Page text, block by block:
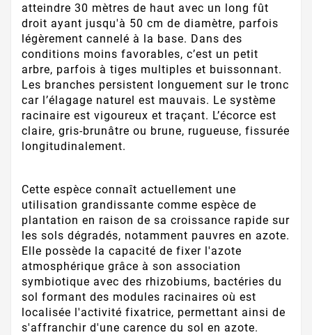
atteindre 30 mètres de haut avec un long fût
droit ayant jusqu'à 50 cm de diamètre, parfois
légèrement cannelé à la base. Dans des
conditions moins favorables, c’est un petit
arbre, parfois à tiges multiples et buissonnant.
Les branches persistent longuement sur le tronc
car l’élagage naturel est mauvais. Le système
racinaire est vigoureux et traçant. L’écorce est
claire, gris-brunâtre ou brune, rugueuse, fissurée
longitudinalement.
Cette espèce connaît actuellement une
utilisation grandissante comme espèce de
plantation en raison de sa croissance rapide sur
les sols dégradés, notamment pauvres en azote.
Elle possède la capacité de fixer l'azote
atmosphérique grâce à son association
symbiotique avec des rhizobiums, bactéries du
sol formant des modules racinaires où est
localisée l'activité fixatrice, permettant ainsi de
s'affranchir d'une carence du sol en azote.